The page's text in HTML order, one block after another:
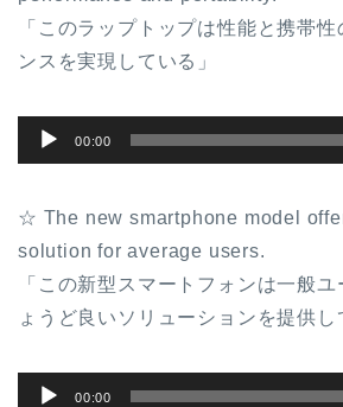
「このラップトップは性能と携帯
ンスを実現している」
声
レ
ー
ー
00:00
☆ The new smartphone model
solution for average users.
「この新型スマートフォンは一般
ょうど良いソリューションを提供し
00:00